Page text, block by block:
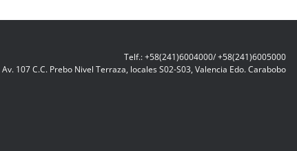
Telf.: +58(241)6004000/ +58(241)6005000
Av. 107 C.C. Prebo Nivel Terraza, locales S02-S03, Valencia Edo. Carabobo